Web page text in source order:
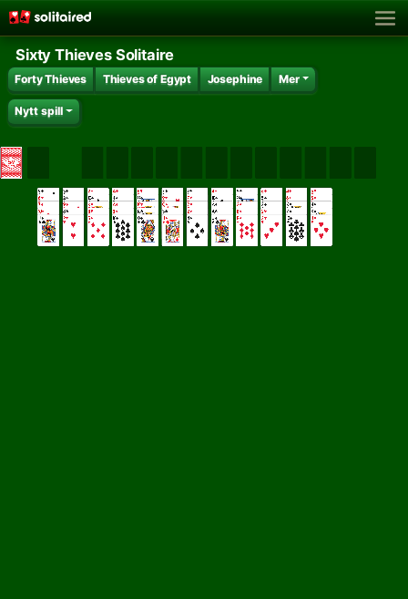
Sixty Thieves Solitaire
Forty Thieves Thieves of Egypt Josephine Mer
Nytt spill